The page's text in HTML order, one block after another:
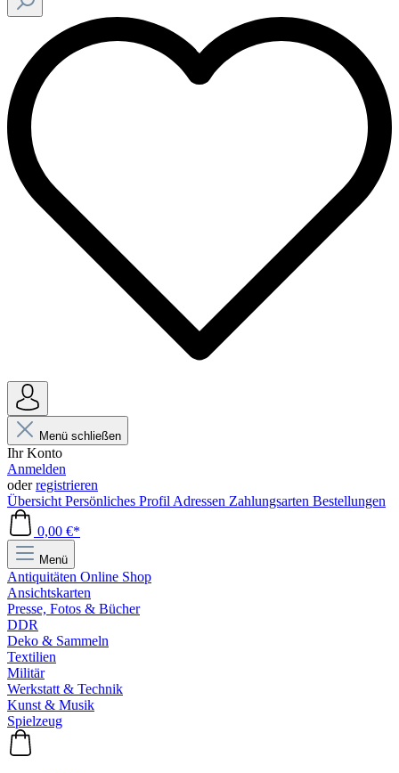
Menü schließen
Ihr Konto
Anmelden
oderregistrieren
Übersicht Persönliches Profil Adressen Zahlungsarten Bestellungen
0,00 €*
Menü
Antiquitäten Online Shop
Ansichtskarten
Presse, Fotos & Bücher
DDR
Deko & Sammeln
Textilien
Militär
Werkstatt & Technik
Kunst & Musik
Spielzeug